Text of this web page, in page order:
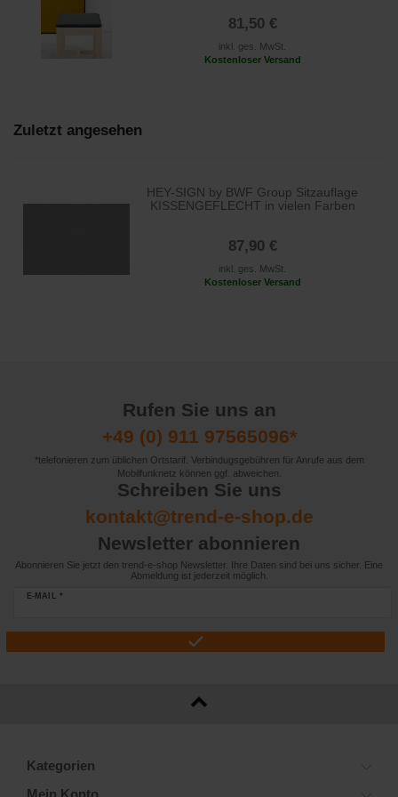
81,50 €
inkl. ges. MwSt.
Kostenloser Versand
Zuletzt angesehen
HEY-SIGN by BWF Group Sitzauflage
KISSENGEFLECHT in vielen Farben
87,90 €
inkl. ges. MwSt.
Kostenloser Versand
Rufen Sie uns an
+49 (0) 911 97565096*
*telefonieren zum üblichen Ortstarif. Verbindugsgebühren für Anrufe aus dem
Mobilfunknetz können ggf. abweichen.
Schreiben Sie uns
kontakt@trend-e-shop.de
Newsletter abonnieren
Abonnieren Sie jetzt den trend-e-shop Newsletter. Ihre Daten sind bei uns sicher. Eine
Abmeldung ist jederzeit möglich.
E-MAIL *
Kategorien